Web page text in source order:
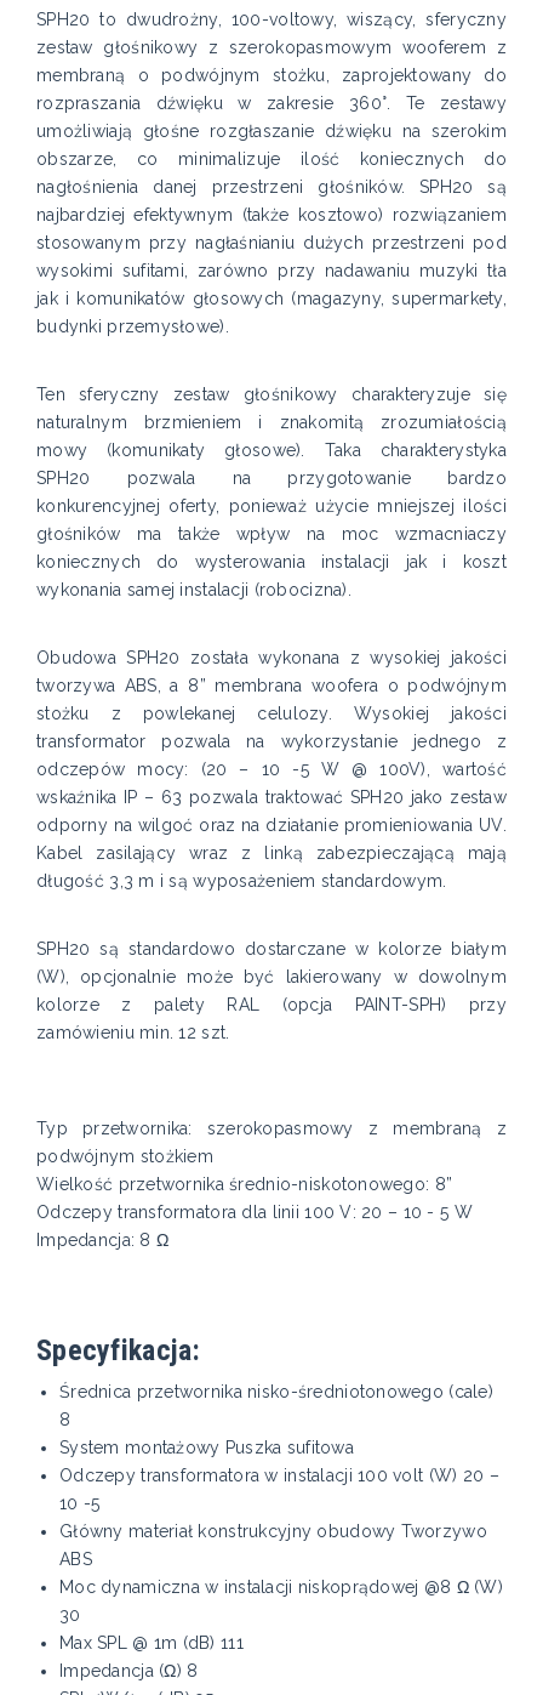
SPH20 to dwudrożny, 100-voltowy, wiszący, sferyczny
zestaw głośnikowy z szerokopasmowym wooferem z
membraną o podwójnym stożku, zaprojektowany do
rozpraszania dźwięku w zakresie 360°. Te zestawy
umożliwiają głośne rozgłaszanie dźwięku na szerokim
obszarze, co minimalizuje ilość koniecznych do
nagłośnienia danej przestrzeni głośników. SPH20 są
najbardziej efektywnym (także kosztowo) rozwiązaniem
stosowanym przy nagłaśnianiu dużych przestrzeni pod
wysokimi sufitami, zarówno przy nadawaniu muzyki tła
jak i komunikatów głosowych (magazyny, supermarkety,
budynki przemysłowe).
Ten sferyczny zestaw głośnikowy charakteryzuje się
naturalnym brzmieniem i znakomitą zrozumiałością
mowy (komunikaty głosowe). Taka charakterystyka
SPH20 pozwala na przygotowanie bardzo
konkurencyjnej oferty, ponieważ użycie mniejszej ilości
głośników ma także wpływ na moc wzmacniaczy
koniecznych do wysterowania instalacji jak i koszt
wykonania samej instalacji (robocizna).
Obudowa SPH20 została wykonana z wysokiej jakości
tworzywa ABS, a 8” membrana woofera o podwójnym
stożku z powlekanej celulozy. Wysokiej jakości
transformator pozwala na wykorzystanie jednego z
odczepów mocy: (20 – 10 -5 W @ 100V), wartość
wskaźnika IP – 63 pozwala traktować SPH20 jako zestaw
odporny na wilgoć oraz na działanie promieniowania UV.
Kabel zasilający wraz z linką zabezpieczającą mają
długość 3,3 m i są wyposażeniem standardowym.
SPH20 są standardowo dostarczane w kolorze białym
(W), opcjonalnie może być lakierowany w dowolnym
kolorze z palety RAL (opcja PAINT-SPH) przy
zamówieniu min. 12 szt.
Typ przetwornika: szerokopasmowy z membraną z
podwójnym stożkiem
Wielkość przetwornika średnio-niskotonowego: 8”
Odczepy transformatora dla linii 100 V: 20 – 10 - 5 W
Impedancja: 8 Ω
Specyfikacja:
Średnica przetwornika nisko-średniotonowego (cale)
8
System montażowy Puszka sufitowa
Odczepy transformatora w instalacji 100 volt (W) 20 –
10 -5
Główny materiał konstrukcyjny obudowy Tworzywo
ABS
Moc dynamiczna w instalacji niskoprądowej @8 Ω (W)
30
Max SPL @ 1m (dB) 111
Impedancja (Ω) 8